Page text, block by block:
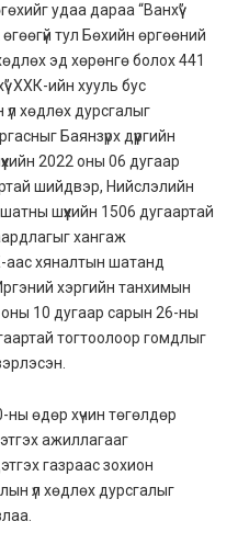
удаа дараа “Ванхүү”
тул Бөхийн өргөөний
эд хөрөнгө болох 441
ХХК-ийн хууль бус
үл хөдлөх дурсгалыг
Баянзүрх дүүргийн
2022 оны 06 дугаар
шийдвэр, Нийслэлийн
шүүхийн 1506 дугаартай
хангаж
аас хяналтын шатанд
хэргийн танхимын
оны 10 дугаар сарын 26-ны
тогтоолоор гомдлыг
өдөр хүчин төгөлдөр
ажиллагааг
газраас зохион
үл хөдлөх дурсгалыг